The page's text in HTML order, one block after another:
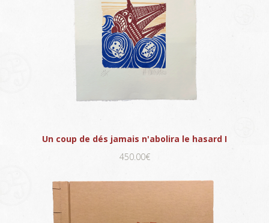
Un coup de dés jamais n'abolira le hasard I
450.00€